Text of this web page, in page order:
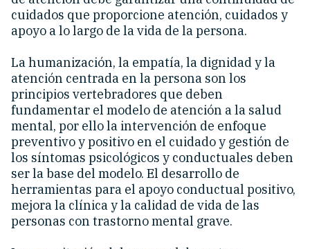
cuidados que proporcione atención, cuidados y
apoyo a lo largo de la vida de la persona.
La humanización, la empatía, la dignidad y la
atención centrada en la persona son los
principios vertebradores que deben
fundamentar el modelo de atención a la salud
mental, por ello la intervención de enfoque
preventivo y positivo en el cuidado y gestión de
los síntomas psicológicos y conductuales deben
ser la base del modelo. El desarrollo de
herramientas para el apoyo conductual positivo,
mejora la clínica y la calidad de vida de las
personas con trastorno mental grave.